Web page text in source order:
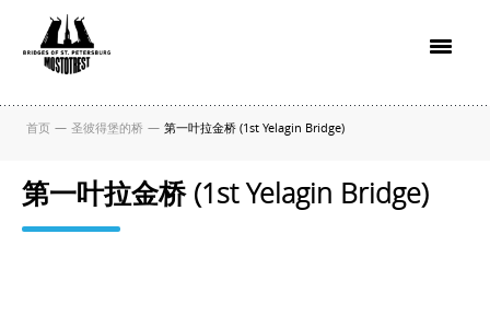
首页 — 圣彼得堡的桥 — 第一叶拉金桥 (1st Yelagin Bridge)
第一叶拉金桥 (1st Yelagin Bridge)